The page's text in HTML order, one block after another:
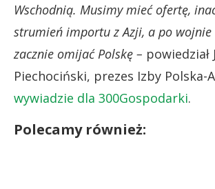
Wschodnią. Musimy mieć ofertę,
strumień importu z Azji, a po wojnie
zacznie omijać Polskę – powiedział
Piechociński, prezes Izby Polska-
wywiadzie dla 300Gospodarki.
Polecamy również: